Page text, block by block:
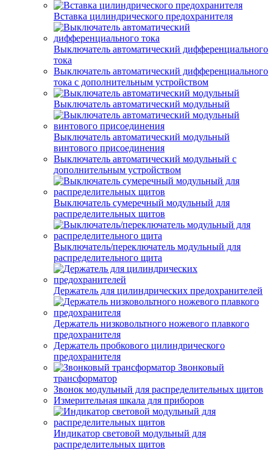
Вставка цилиндрического предохранителя
Выключатель автоматический дифференциального
тока
Выключатель автоматический дифференциального
тока с дополнительным устройством
Выключатель автоматический модульный
Выключатель автоматический модульный
винтового присоединения
Выключатель автоматический модульный с
дополнительным устройством
Выключатель сумеречный модульный для
распределительных щитов
Выключатель/переключатель модульный для
распределительного щита
Держатель для цилиндрических предохранителей
Держатель низковольтного ножевого плавкого
предохранителя
Держатель пробкового цилиндрического
предохранителя
Звонковый
трансформатор
Звонок модульный для распределительных щитов
Измерительная шкала для приборов
Индикатор световой модульный для
распределительных щитов